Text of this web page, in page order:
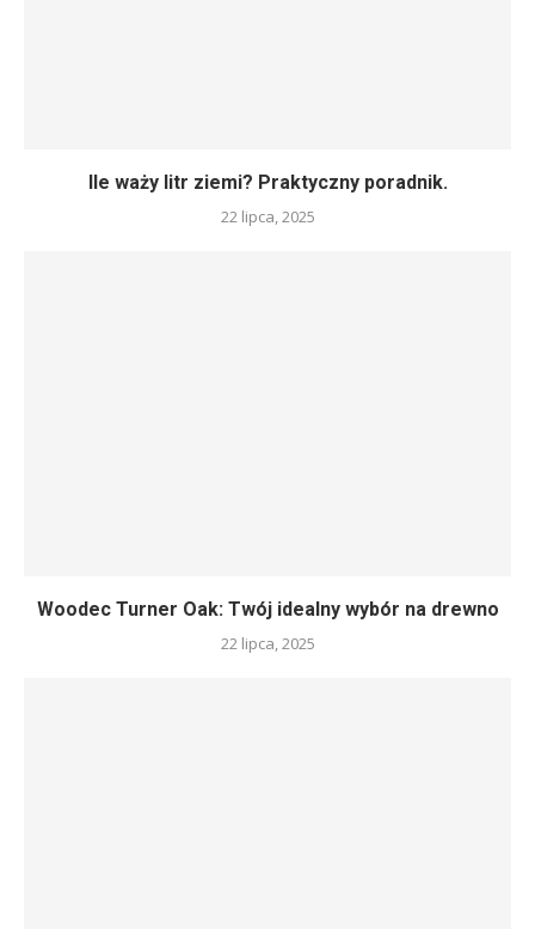
Ile waży litr ziemi? Praktyczny poradnik.
22 lipca, 2025
Woodec Turner Oak: Twój idealny wybór na drewno
22 lipca, 2025